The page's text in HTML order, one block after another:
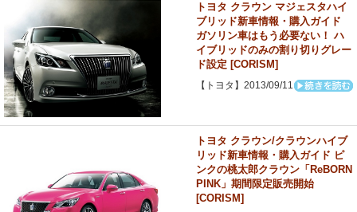
トヨタ クラウン マジェスタハイ
ブリッド新車情報・購入ガイド
ガソリン車はもう必要ない！ ハ
イブリッドのみの割り切りグレー
ド設定 [CORISM]
【トヨタ】2013/09/11
トヨタ クラウン/クラウンハイブ
リッド新車情報・購入ガイド ピ
ンクの桃太郎クラウン「ReBORN
PINK」期間限定販売開始
[CORISM]